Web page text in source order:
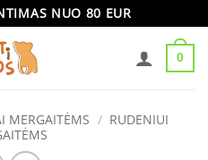
NUO 80 EUR
0
MERGAITĖMS / RUDENIUI